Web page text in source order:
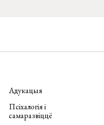
Адукацыя
Псіхалогія і
самаразвіццё